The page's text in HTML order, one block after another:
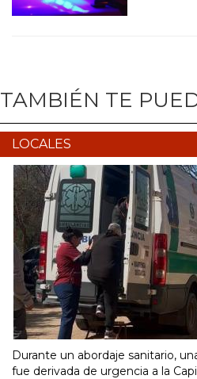
TAMBIÉN TE
LOCALES
Durante un abordaje sanitario,
fue derivada de urgencia a la